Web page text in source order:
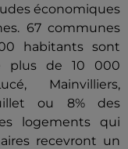
économiques
67 communes
habitants sont
plus de 10 000
Mainvilliers,
ou 8% des
logements qui
recevront un